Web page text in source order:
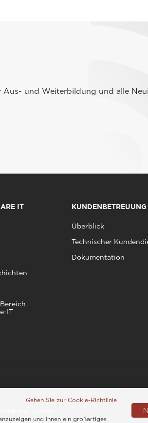
und Weiterbildung und alle
IT
IT
KUNDENBETREUUNG
Überblick
Technischer
Dokumentation
Gehen Sie zur Cookie-Richtlinie
und Ihnen ein großartiges